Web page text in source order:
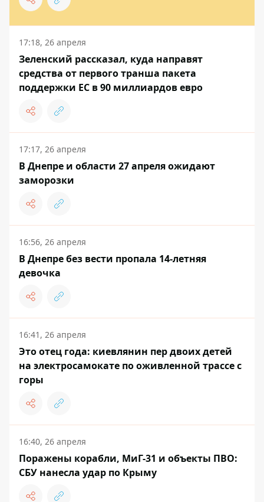
17:18, 26 апреля
Зеленский рассказал, куда направят
средства от первого транша пакета
поддержки ЕС в 90 миллиардов евро
17:17, 26 апреля
В Днепре и области 27 апреля ожидают
заморозки
16:56, 26 апреля
В Днепре без вести пропала 14-летняя
девочка
16:41, 26 апреля
Это отец года: киевлянин пер двоих детей
на электросамокате по оживленной трассе с
горы
16:40, 26 апреля
Поражены корабли, МиГ-31 и объекты ПВО:
СБУ нанесла удар по Крыму